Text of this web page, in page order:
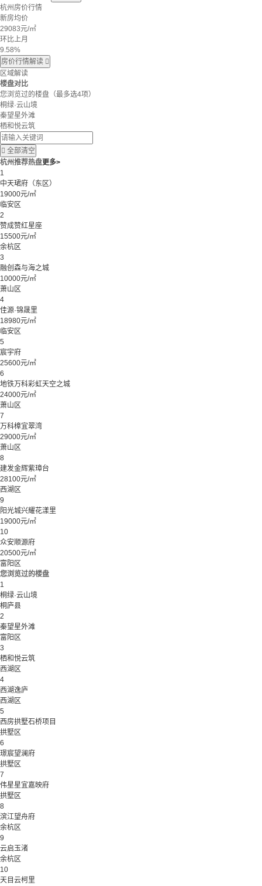
杭州房价行情
新房均价
29083元/㎡
环比上月
9.58%
房价行情解读 
区域解读
楼盘对比
您浏览过的楼盘 （最多选4项）
桐绿·云山境
秦望星外滩
栖和悦云筑
 全部清空
杭州推荐热盘更多>
1
中天珺府（东区）
19000元/㎡
临安区
2
赞成赞红星座
15500元/㎡
余杭区
3
融创森与海之城
10000元/㎡
萧山区
4
佳源·锦晟里
18980元/㎡
临安区
5
宸宇府
25600元/㎡
6
地铁万科彩虹天空之城
24000元/㎡
萧山区
7
万科樟宜翠湾
29000元/㎡
萧山区
8
建发金辉紫璋台
28100元/㎡
西湖区
9
阳光城兴耀花漾里
19000元/㎡
10
众安顺源府
20500元/㎡
富阳区
您浏览过的楼盘
1
桐绿·云山境
桐庐县
2
秦望星外滩
富阳区
3
栖和悦云筑
西湖区
4
西湖逸庐
西湖区
5
西房拱墅石桥项目
拱墅区
6
璟宸望澜府
拱墅区
7
伟星星宜嘉映府
拱墅区
8
滨江望舟府
余杭区
9
云启玉渚
余杭区
10
天目云柯里